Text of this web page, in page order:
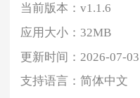
当前版本：v1.1.6
应用大小： 32MB
更新时间： 2026-07-
支持语言：简体中文